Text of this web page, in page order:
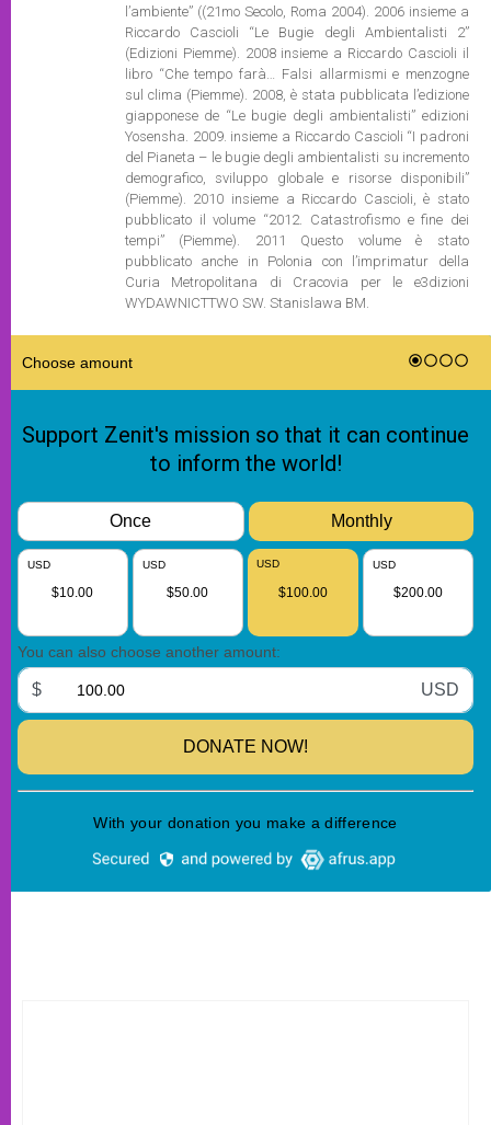
l’ambiente” ((21mo Secolo, Roma 2004). 2006 insieme a
Riccardo Cascioli “Le Bugie degli Ambientalisti 2”
(Edizioni Piemme). 2008 insieme a Riccardo Cascioli il
libro “Che tempo farà… Falsi allarmismi e menzogne
sul clima (Piemme). 2008, è stata pubblicata l’edizione
giapponese de “Le bugie degli ambientalisti” edizioni
Yosensha. 2009. insieme a Riccardo Cascioli “I padroni
del Pianeta – le bugie degli ambientalisti su incremento
demografico, sviluppo globale e risorse disponibili”
(Piemme). 2010 insieme a Riccardo Cascioli, è stato
pubblicato il volume “2012. Catastrofismo e fine dei
tempi” (Piemme). 2011 Questo volume è stato
pubblicato anche in Polonia con l’imprimatur della
Curia Metropolitana di Cracovia per le e3dizioni
WYDAWNICTTWO SW. Stanislawa BM.